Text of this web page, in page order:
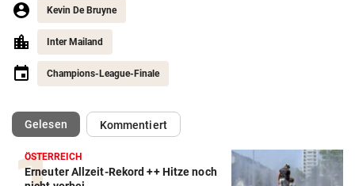
Kevin De Bruyne
Inter Mailand
Champions-League-Finale
Gelesen(ausgewählt)Kommentiert
ÖSTERREICH
Erneuter Allzeit-Rekord ++ Hitze noch